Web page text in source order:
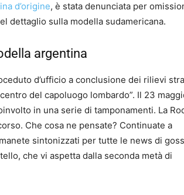
d’origine, è stata denunciata per
dettaglio sulla modella sudamericana.
argentina
d’ufficio a conclusione dei rilievi
del capoluogo lombardo”. Il 23
in una serie di tamponamenti. La
Che cosa ne pensate? Continuate a
sintonizzati per tutte le news di
che vi aspetta dalla seconda metà di